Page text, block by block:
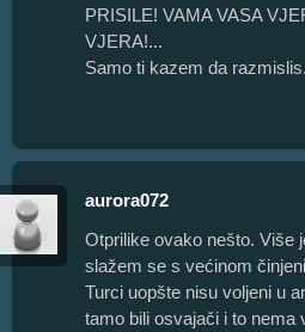
PRISILE! VAMA VASA
VJERA!...
Samo ti kazem da
aurora072
Otprilike ovako nešto. Više
slažem se s većinom
Turci uopšte nisu voljeni u
tamo bili osvajači i to nema